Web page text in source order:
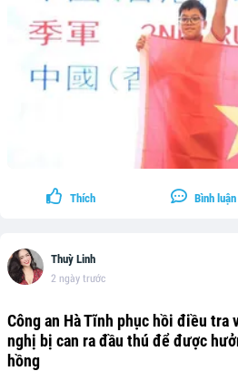
Thích Bình luận
Thuỳ Linh
2 ngày trước
Công an Hà Tĩnh phục hồi điều tra
nghị bị can ra đầu thú để được
hồng